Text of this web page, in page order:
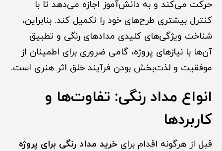
حرکت می‌کند و به دانش‌آموز اجازه می‌دهد تا با
کنترل بیشتری طرح‌های خود را تکمیل کند. بنابراین،
شناخت ویژگی‌های کلیدی مدادهای رنگی و تطبیق
آن‌ها با نیازهای پروژه، گامی ضروری برای اطمینان از
موفقیت و لذت‌بخش بودن فرآیند خلق اثر هنری است.
انواع مداد رنگی: تفاوت‌ها و
کاربردها
قبل از هرگونه اقدام برای خرید مداد رنگی برای پروژه